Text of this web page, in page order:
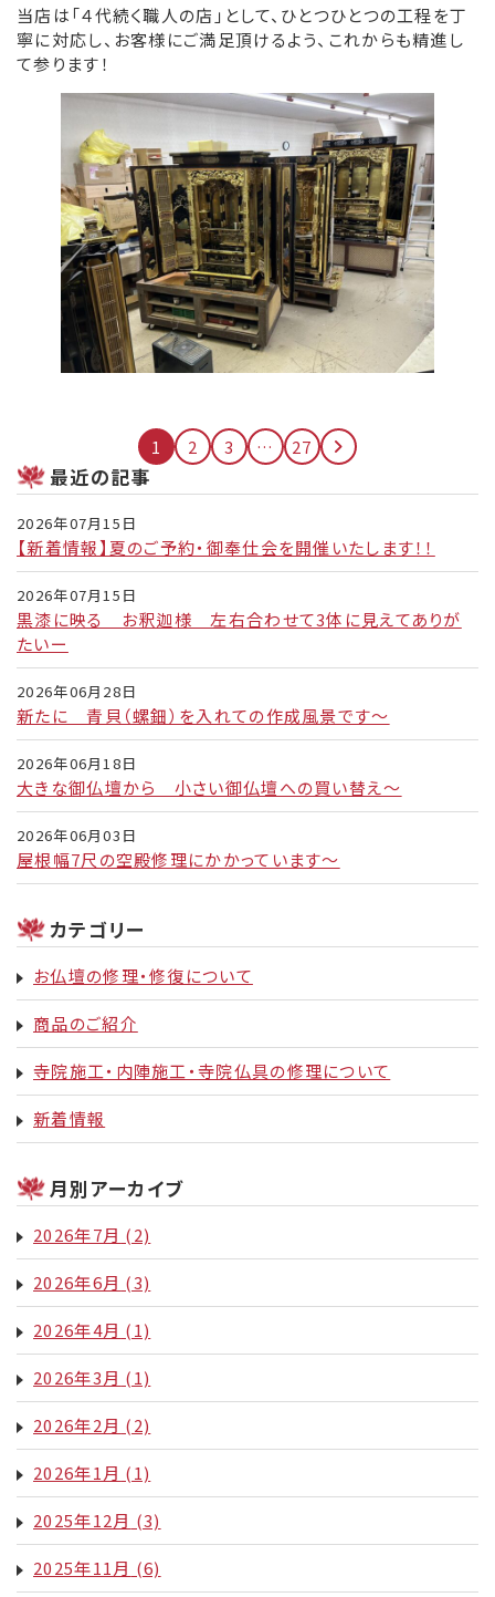
当店は「４代続く職人の店」として、ひとつひとつの工程を丁
寧に対応し、お客様にご満足頂けるよう、これからも精進し
て参ります！
稿
ナ
ゲ
ー
シ
ョ
ン
1 2 3 … 27
最近の記事
2026年07月15日
【新着情報】夏のご予約・御奉仕会を開催いたします！！
2026年07月15日
黒漆に映る お釈迦様 左右合わせて3体に見えてありが
たいー
2026年06月28日
新たに 青貝（螺鈿）を入れての作成風景です～
2026年06月18日
大きな御仏壇から 小さい御仏壇への買い替え～
2026年06月03日
屋根幅7尺の空殿修理にかかっています～
カテゴリー
お仏壇の修理・修復について
商品のご紹介
寺院施工・内陣施工・寺院仏具の修理について
新着情報
月別アーカイブ
2026年7月 (2)
2026年6月 (3)
2026年4月 (1)
2026年3月 (1)
2026年2月 (2)
2026年1月 (1)
2025年12月 (3)
2025年11月 (6)